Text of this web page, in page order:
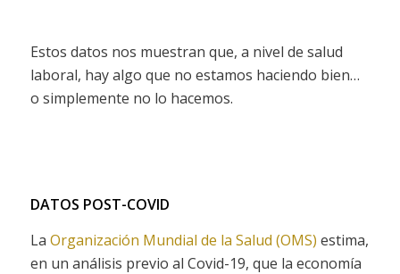
Estos datos nos muestran que, a nivel de salud
laboral, hay algo que no estamos haciendo bien…
o simplemente no lo hacemos.
DATOS POST-COVID
La Organización Mundial de la Salud (OMS) estima,
en un análisis previo al Covid-19, que la economía